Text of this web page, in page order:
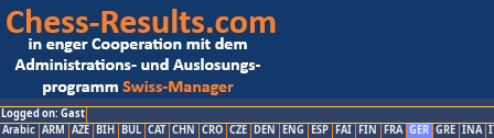
Logged on: Gast
Arabic ARM AZE BIH BUL CAT CHN CRO CZE DEN ENG ESP FAI FIN FRA GER GRE INA